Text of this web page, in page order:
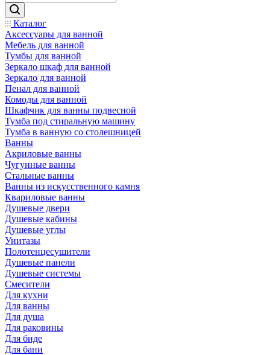
Каталог
Аксессуары для ванной
Мебель для ванной
Тумбы для ванной
Зеркало шкаф для ванной
Зеркало для ванной
Пенал для ванной
Комоды для ванной
Шкафчик для ванны подвесной
Тумба под стиральную машину
Тумба в ванную со столешницей
Ванны
Акриловые ванны
Чугунные ванны
Стальные ванны
Ванны из искусственного камня
Квариловые ванны
Душевые двери
Душевые кабины
Душевые углы
Унитазы
Полотенцесушители
Душевые панели
Душевые системы
Смесители
Для кухни
Для ванны
Для душа
Для раковины
Для биде
Для бани